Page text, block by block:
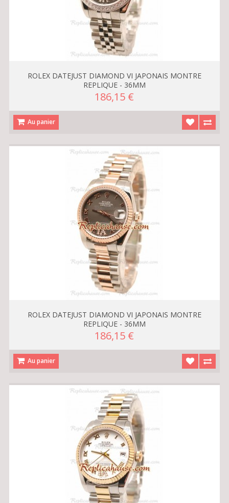
ROLEX DATEJUST DIAMOND VI JAPONAIS MONTRE
REPLIQUE - 36MM
186,15 €
Au panier
ROLEX DATEJUST DIAMOND VI JAPONAIS MONTRE
REPLIQUE - 36MM
186,15 €
Au panier